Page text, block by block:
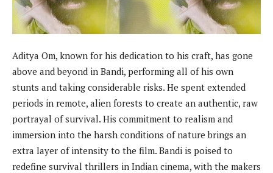
Aditya Om, known for his dedication to his craft, has gone
above and beyond in Bandi, performing all of his own
stunts and taking considerable risks. He spent extended
periods in remote, alien forests to create an authentic, raw
portrayal of survival. His commitment to realism and
immersion into the harsh conditions of nature brings an
extra layer of intensity to the film. Bandi is poised to
redefine survival thrillers in Indian cinema, with the makers